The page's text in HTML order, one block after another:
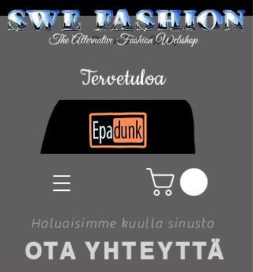
OTA YHTEYTTÄ
Haluaisimme kuulla sinusta
Tervetuloa